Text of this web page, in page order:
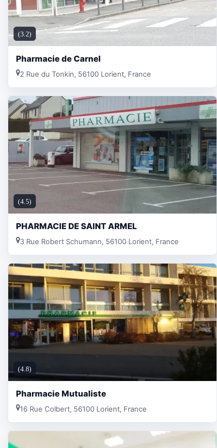
(3.2)
Pharmacie de Carnel
2 Rue du Tonkin, 56100 Lorient, France
(4.5)
PHARMACIE DE SAINT ARMEL
3 Rue Robert Schumann, 56100 Lorient, France
(4.8)
Pharmacie Mutualiste
16 Rue Colbert, 56100 Lorient, France